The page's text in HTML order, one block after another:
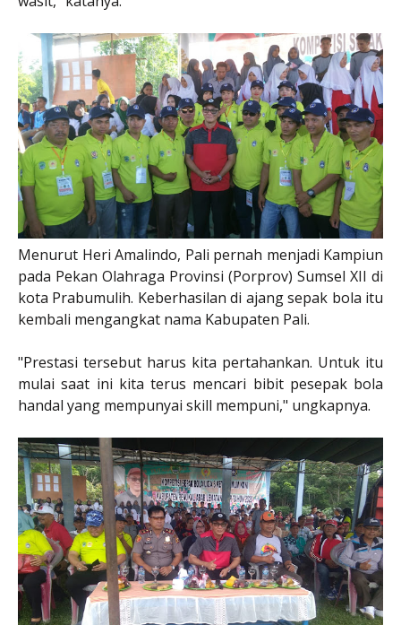
Menurut Heri Amalindo, Pali pernah menjadi Kampiun
pada Pekan Olahraga Provinsi (Porprov) Sumsel XII di
kota Prabumulih. Keberhasilan di ajang sepak bola itu
kembali mengangkat nama Kabupaten Pali.
"Prestasi tersebut harus kita pertahankan. Untuk itu
mulai saat ini kita terus mencari bibit pesepak bola
handal yang mempunyai skill mempuni," ungkapnya.